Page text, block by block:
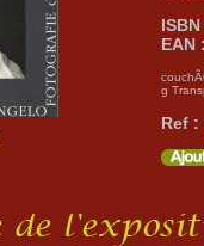
EAN
g
Ref :